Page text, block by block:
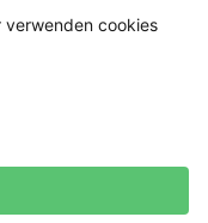
Widerruf erklären